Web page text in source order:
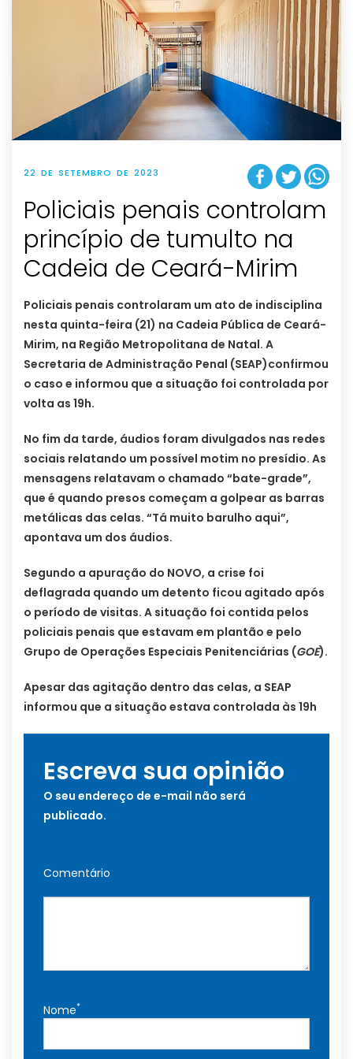
22 DE SETEMBRO DE 2023
Policiais penais controlam
princípio de tumulto na
Cadeia de Ceará-Mirim
Policiais penais controlaram um ato de indisciplina
nesta quinta-feira (21) na Cadeia Pública de Ceará-
Mirim, na Região Metropolitana de Natal. A
Secretaria de Administração Penal (SEAP)confirmou
o caso e informou que a situação foi controlada por
volta as 19h.
No fim da tarde, áudios foram divulgados nas redes
sociais relatando um possível motim no presídio. As
mensagens relatavam o chamado “bate-grade”,
que é quando presos começam a golpear as barras
metálicas das celas. “Tá muito barulho aqui”,
apontava um dos áudios.
Segundo a apuração do NOVO, a crise foi
deflagrada quando um detento ficou agitado após
o período de visitas. A situação foi contida pelos
policiais penais que estavam em plantão e pelo
Grupo de Operações Especiais Penitenciárias (GOE).
Apesar das agitação dentro das celas, a SEAP
informou que a situação estava controlada às 19h
Escreva sua opinião
O seu endereço de e-mail não será
publicado.
Comentário
Nome*